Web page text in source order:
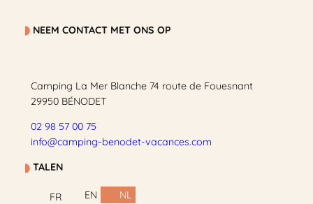
NEEM CONTACT MET ONS OP
Camping La Mer Blanche 74 route de Fouesnant
29950 BÉNODET
02 98 57 00 75
info@camping-benodet-vacances.com
TALEN
FR EN
NL